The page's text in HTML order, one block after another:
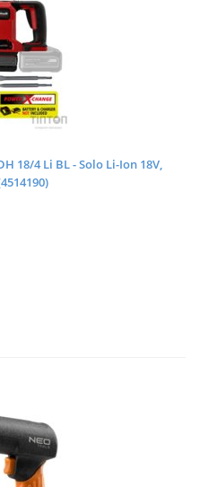
18/4 Li BL - Solo Li-Ion 18V,